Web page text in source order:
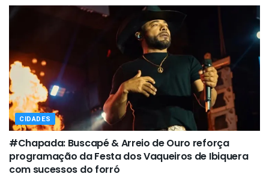
CIDADES
#Chapada: Buscapé & Arreio de Ouro reforça
programação da Festa dos Vaqueiros de Ibiquera
com sucessos do forró